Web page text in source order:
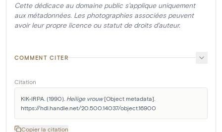
Cette dédicace au domaine public s'applique uniquement
aux métadonnées. Les photographies associées peuvent
avoir leur propre licence ou statut de droits d'auteur.
COMMENT CITER
Citation
KIK-IRPA. (1990). Heilige vrouw [Object metadata].
https://hdl.handle.net/20.500.14037/object.16900
Copier la citation